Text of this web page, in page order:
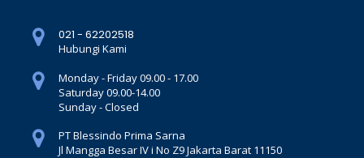
021 - 62202518
Hubungi Kami
Monday - Friday 09.00 - 17.00
Saturday 09.00-14.00
Sunday - Closed
PT Blessindo Prima Sarna
Jl Mangga Besar IV i No Z9 Jakarta Barat 11150